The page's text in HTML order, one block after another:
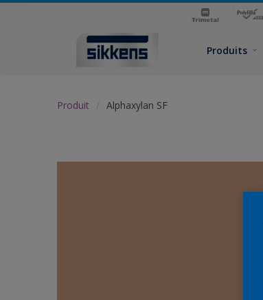
Produits
Produit Alphaxylan SF